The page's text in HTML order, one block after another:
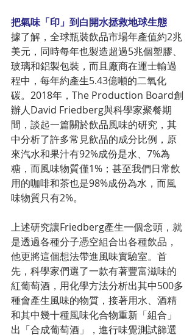
把氣味「印」到白開水拯救地球生態
據了解，全球瓶裝飲品市場年產值約2兆
美元，同時每年也製造超過5兆個塑膠、
玻璃和鋁製包裝，而且廠商在運士輸過
程中，每年約產生5.43億噸的二氧化
碳。2018年，The Production Board創
辦人David Friedberg與科學家聚餐期
間，談起一篇關於飲品風味的研究，其
中分析了許多常見飲品的成分比例，原
來汽水和果汁有92%成份是水、7%為
糖，而風味物質僅1%；甚至我們日常飲
用的咖啡和茶也是98%成份為水，而風
味物質只有2%。
上述研究讓Friedberg產生一個念頭，就
是透過各種分子憑空組合出各種飲品，
他更將這個想法帶進風味實驗室。首
先，科學家們選了一款有著豐富滋味的
紅葡萄酒，用化學方法分析出其中500多
種會產生風味的物質，接著用水、酒精
和其中幾十種風味化合物重新「組合」
出「合成葡萄酒」，進行味覺測試篩選